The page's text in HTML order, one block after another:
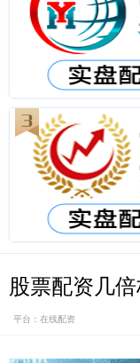
股票配资几
平台：在线配资